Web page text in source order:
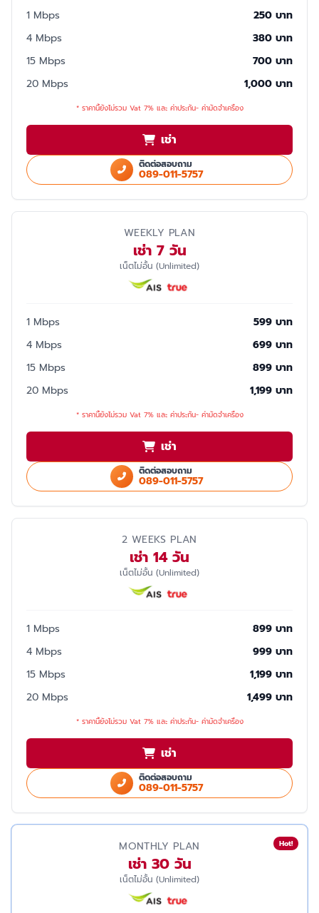
1 Mbps
250 บาท
4 Mbps
380 บาท
15 Mbps
700 บาท
20 Mbps
1,000 บาท
* ราคานี้ยังไม่รวม Vat 7% และ ค่าประกัน- ค่ามัดจำเครื่อง
เช่า
ติดต่อสอบถาม
089-011-5757
WEEKLY PLAN
เช่า 7 วัน
เน็ตไม่อั้น (Unlimited)
1 Mbps
599 บาท
4 Mbps
699 บาท
15 Mbps
899 บาท
20 Mbps
1,199 บาท
* ราคานี้ยังไม่รวม Vat 7% และ ค่าประกัน- ค่ามัดจำเครื่อง
เช่า
ติดต่อสอบถาม
089-011-5757
2 WEEKS PLAN
เช่า 14 วัน
เน็ตไม่อั้น (Unlimited)
1 Mbps
899 บาท
4 Mbps
999 บาท
15 Mbps
1,199 บาท
20 Mbps
1,499 บาท
* ราคานี้ยังไม่รวม Vat 7% และ ค่าประกัน- ค่ามัดจำเครื่อง
เช่า
ติดต่อสอบถาม
089-011-5757
Hot!
MONTHLY PLAN
เช่า 30 วัน
เน็ตไม่อั้น (Unlimited)